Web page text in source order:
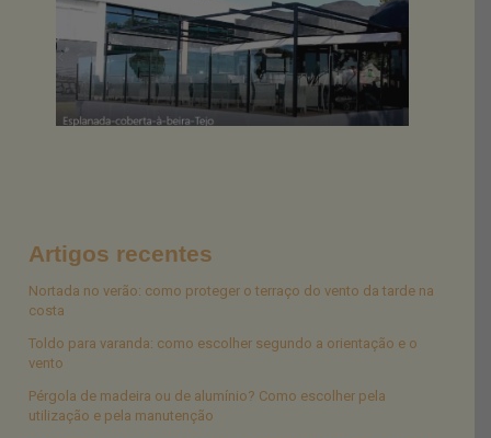
Artigos recentes
Nortada no verão: como proteger o terraço do vento da tarde na
costa
Toldo para varanda: como escolher segundo a orientação e o
vento
Pérgola de madeira ou de alumínio? Como escolher pela
utilização e pela manutenção